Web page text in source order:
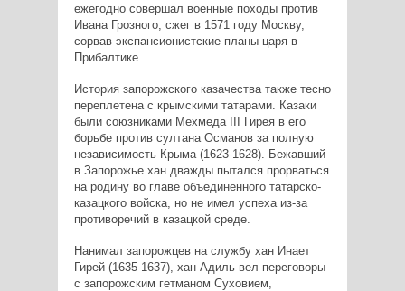
ежегодно совершал военные походы против
Ивана Грозного, сжег в 1571 году Москву,
сорвав экспансионистские планы царя в
Прибалтике.
История запорожского казачества также тесно
переплетена с крымскими татарами. Казаки
были союзниками Мехмеда III Гирея в его
борьбе против султана Османов за полную
независимость Крыма (1623-1628). Бежавший
в Запорожье хан дважды пытался прорваться
на родину во главе объединенного татарско-
казацкого войска, но не имел успеха из-за
противоречий в казацкой среде.
Нанимал запорожцев на службу хан Инает
Гирей (1635-1637), хан Адиль вел переговоры
с запорожским гетманом Суховием,